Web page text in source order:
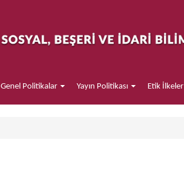
Genel Politikalar Yayın Politikası Etik İlkeler